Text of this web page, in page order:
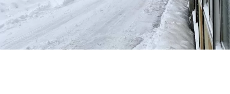
お問い合わせ
硬質クロムめっきとは？